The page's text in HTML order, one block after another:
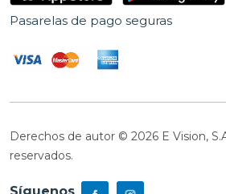
Pasarelas de pago seguras
Derechos de autor © 2026 E Vision,
reservados.